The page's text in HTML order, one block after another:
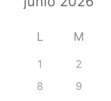
L M
1 2
8
9